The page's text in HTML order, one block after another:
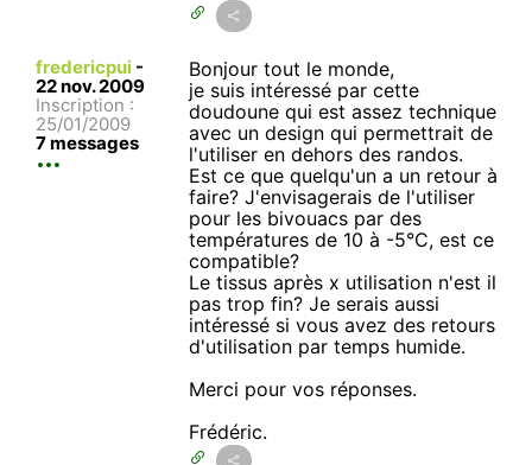
fredericpui -
22 nov. 2009
Inscription :
25/01/2009
7 messages
Bonjour tout le monde,
je suis intéressé par cette
doudoune qui est assez technique
avec un design qui permettrait de
l'utiliser en dehors des randos.
Est ce que quelqu'un a un retour à
faire? J'envisagerais de l'utiliser
pour les bivouacs par des
températures de 10 à -5°C, est ce
compatible?
Le tissus après x utilisation n'est il
pas trop fin? Je serais aussi
intéressé si vous avez des retours
d'utilisation par temps humide.
Merci pour vos réponses.
Frédéric.